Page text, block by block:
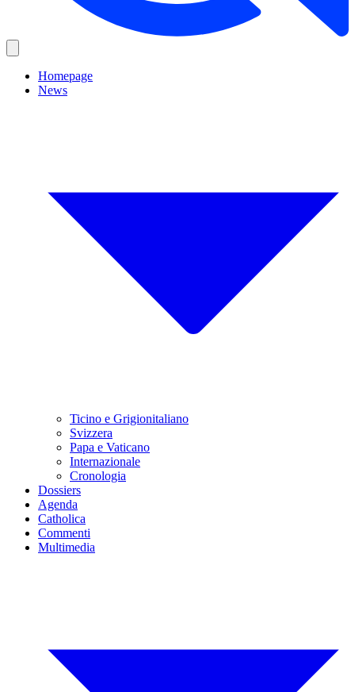
Homepage
News
Ticino e Grigionitaliano
Svizzera
Papa e Vaticano
Internazionale
Cronologia
Dossiers
Agenda
Catholica
Commenti
Multimedia